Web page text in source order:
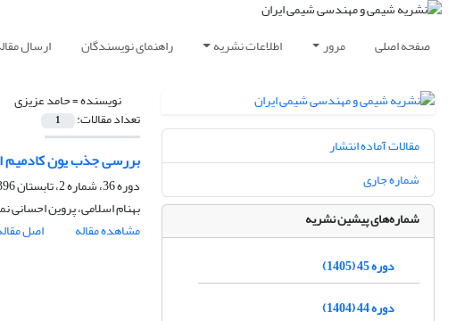
صفحه اصلی مرور اطلاعات نشریه راهنمای نویسندگان ارسال
نویسنده =حامد عزیزی
تعداد مقالات: 1
بررسی جذب یون کادمیم
دوره 36، شماره 2، تابستان 1396، صفحه
بهنام اسلامی، پروین
مشاهده مقاله
اصل
مقالات آماده انتشار
شماره جاری
شماره‌های پیشین نشریه
دوره 45 (1405)
دوره 44 (1404)